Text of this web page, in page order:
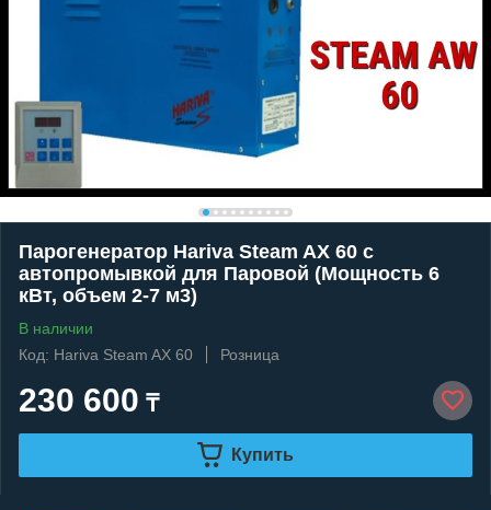
Парогенератор Hariva Steam AX 60 c
автопромывкой для Паровой (Мощность 6
кВт, объем 2-7 м3)
В наличии
Код: Hariva Steam AX 60
Розница
230 600 ₸
Купить